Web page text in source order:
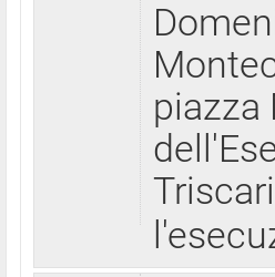
piazza